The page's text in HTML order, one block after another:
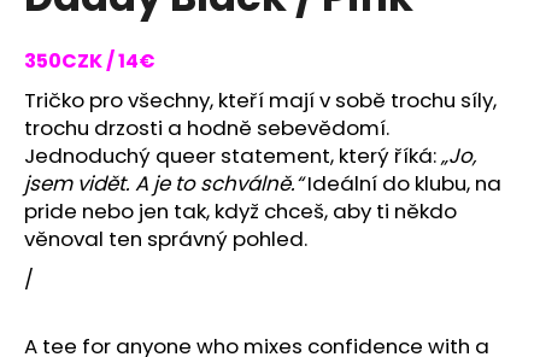
0,0
out
of
5
stars.
350CZK / 14€
Tričko pro všechny, kteří mají v sobě trochu síly,
trochu drzosti a hodně sebevědomí.
Jednoduchý queer statement, který říká:„Jo,
jsem vidět. A je to schválně.“Ideální do klubu, na
pride nebo jen tak, když chceš, aby ti někdo
věnoval ten správný pohled.
/
A tee for anyone who mixes confidence with a
n
g
f
o
r
?
SEARCH